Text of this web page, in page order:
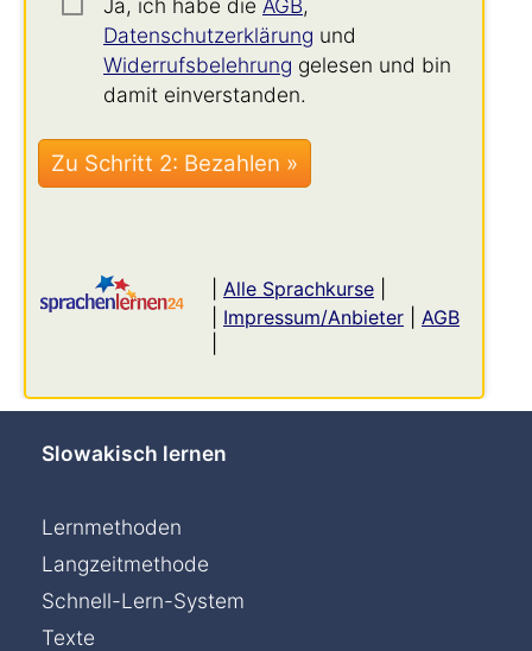
Ja, ich habe die AGB,
Datenschutzerklärung und
Widerrufsbelehrung gelesen und bin
damit einverstanden.
Alle Sprachkurse
Impressum/Anbieter
AGB
Slowakisch lernen
Lernmethoden
Langzeitmethode
Schnell-Lern-System
Texte